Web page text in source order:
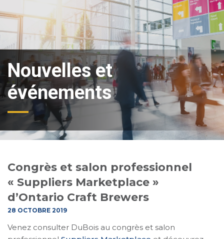
Nouvelles et
événements
Congrès et salon professionnel
« Suppliers Marketplace »
d’Ontario Craft Brewers
28 OCTOBRE 2019
Venez consulter DuBois au congrès et salon